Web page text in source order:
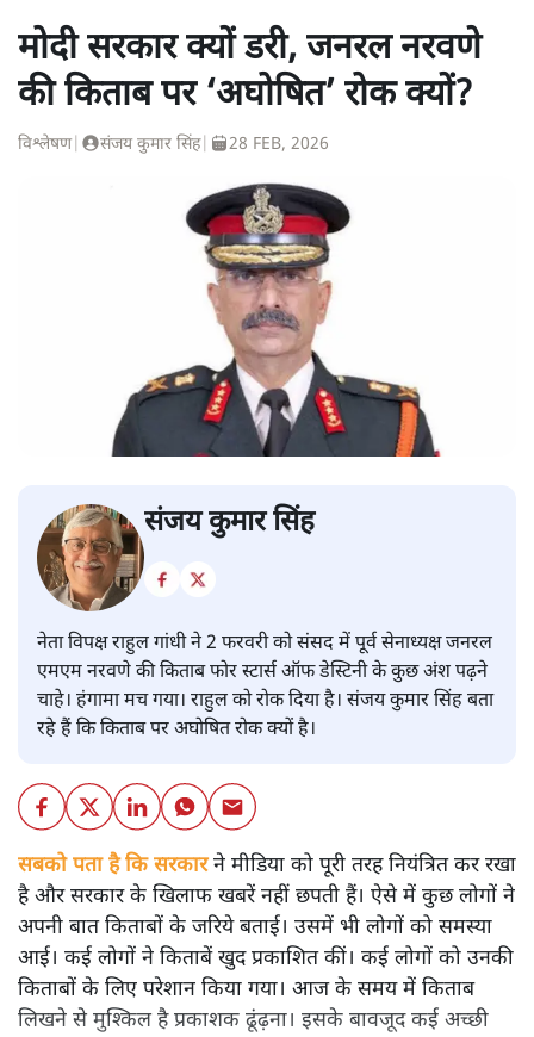
मोदी सरकार क्यों डरी, जनरल नरवणे
की किताब पर ‘अघोषित’ रोक क्यों?
विश्लेषण| संजय कुमार सिंह| 28 FEB, 2026
संजय कुमार सिंह
नेता विपक्ष राहुल गांधी ने 2 फरवरी को संसद में पूर्व सेनाध्यक्ष जनरल
एमएम नरवणे की किताब फोर स्टार्स ऑफ डेस्टिनी के कुछ अंश पढ़ने
चाहे। हंगामा मच गया। राहुल को रोक दिया है। संजय कुमार सिंह बता
रहे हैं कि किताब पर अघोषित रोक क्यों है।
सबको पता है कि सरकारने मीडिया को पूरी तरह नियंत्रित कर रखा
है और सरकार के खिलाफ खबरें नहीं छपती हैं। ऐसे में कुछ लोगों ने
अपनी बात किताबों के जरिये बताई। उसमें भी लोगों को समस्या
आई। कई लोगों ने किताबें खुद प्रकाशित कीं। कई लोगों को उनकी
किताबों के लिए परेशान किया गया। आज के समय में किताब
लिखने से मुश्किल है प्रकाशक ढूंढ़ना। इसके बावजूद कई अच्छी